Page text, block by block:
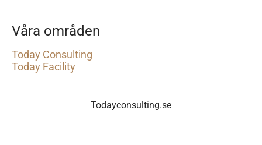
Våra områden
Today Consulting
Today Facility
Todayconsulting.se